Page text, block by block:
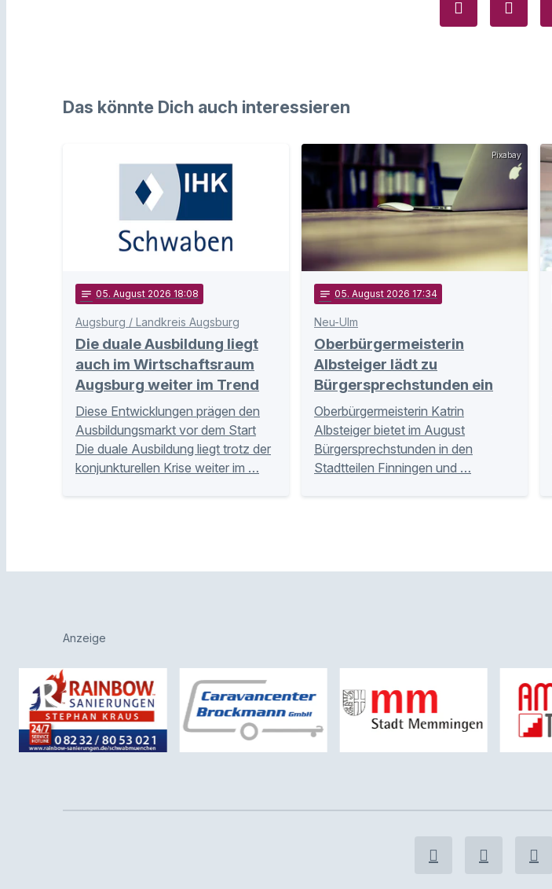
Das könnte Dich auch interessieren
notes 05. August 2026 18:08
Augsburg / Landkreis Augsburg
Die duale Ausbildung liegt
auch im Wirtschaftsraum
Augsburg weiter im Trend
Diese Entwicklungen prägen den
Ausbildungsmarkt vor dem Start
Die duale Ausbildung liegt trotz der
konjunkturellen Krise weiter im …
Pixabay
notes 05. August 2026 17:34
Neu-Ulm
Oberbürgermeisterin
Albsteiger lädt zu
Bürgersprechstunden ein
Oberbürgermeisterin Katrin
Albsteiger bietet im August
Bürgersprechstunden in den
Stadtteilen Finningen und …
Anzeige